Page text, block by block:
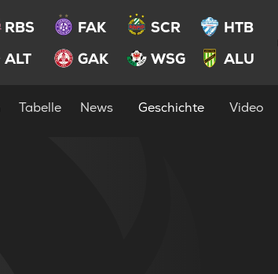
RBS FAK SCR
HTB
ALT GAK WSG ALU
Tabelle News Geschichte Video